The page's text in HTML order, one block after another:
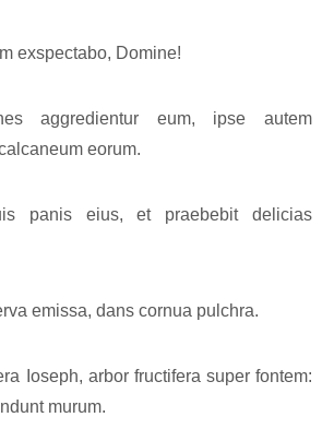
exspectabo, Domine!
aggredientur eum, ipse autem
eorum.
panis eius, et praebebit delicias
emissa, dans cornua pulchra.
Ioseph, arbor fructifera super fontem:
murum.